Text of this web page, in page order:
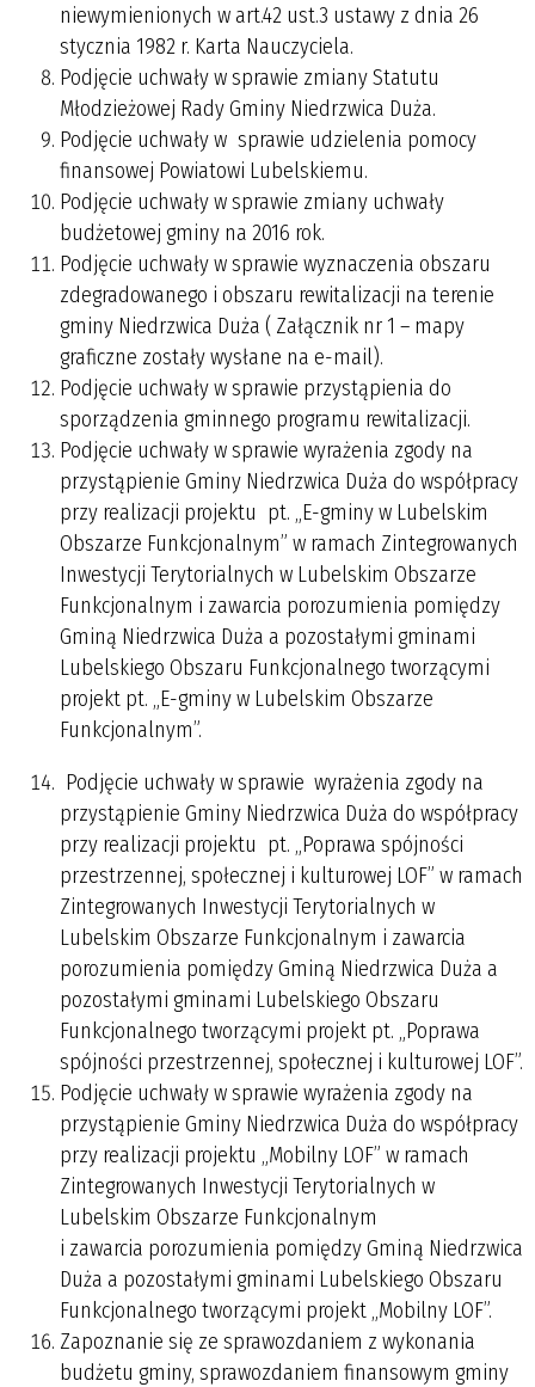
niewymienionych w art.42 ust.3 ustawy z dnia 26
stycznia 1982 r. Karta Nauczyciela.
Podjęcie uchwały w sprawie zmiany Statutu
Młodzieżowej Rady Gminy Niedrzwica Duża.
Podjęcie uchwały w sprawie udzielenia pomocy
finansowej Powiatowi Lubelskiemu.
Podjęcie uchwały w sprawie zmiany uchwały
budżetowej gminy na 2016 rok.
Podjęcie uchwały w sprawie wyznaczenia obszaru
zdegradowanego i obszaru rewitalizacji na terenie
gminy Niedrzwica Duża ( Załącznik nr 1 – mapy
graficzne zostały wysłane na e-mail).
Podjęcie uchwały w sprawie przystąpienia do
sporządzenia gminnego programu rewitalizacji.
Podjęcie uchwały w sprawie wyrażenia zgody na
przystąpienie Gminy Niedrzwica Duża do współpracy
przy realizacji projektu pt. „E-gminy w Lubelskim
Obszarze Funkcjonalnym” w ramach Zintegrowanych
Inwestycji Terytorialnych w Lubelskim Obszarze
Funkcjonalnym i zawarcia porozumienia pomiędzy
Gminą Niedrzwica Duża a pozostałymi gminami
Lubelskiego Obszaru Funkcjonalnego tworzącymi
projekt pt. „E-gminy w Lubelskim Obszarze
Funkcjonalnym”.
Podjęcie uchwały w sprawie wyrażenia zgody na
przystąpienie Gminy Niedrzwica Duża do współpracy
przy realizacji projektu pt. „Poprawa spójności
przestrzennej, społecznej i kulturowej LOF” w ramach
Zintegrowanych Inwestycji Terytorialnych w
Lubelskim Obszarze Funkcjonalnym i zawarcia
porozumienia pomiędzy Gminą Niedrzwica Duża a
pozostałymi gminami Lubelskiego Obszaru
Funkcjonalnego tworzącymi projekt pt. „Poprawa
spójności przestrzennej, społecznej i kulturowej LOF”.
Podjęcie uchwały w sprawie wyrażenia zgody na
przystąpienie Gminy Niedrzwica Duża do współpracy
przy realizacji projektu „Mobilny LOF” w ramach
Zintegrowanych Inwestycji Terytorialnych w
Lubelskim Obszarze Funkcjonalnym
i zawarcia porozumienia pomiędzy Gminą Niedrzwica
Duża a pozostałymi gminami Lubelskiego Obszaru
Funkcjonalnego tworzącymi projekt „Mobilny LOF”.
Zapoznanie się ze sprawozdaniem z wykonania
budżetu gminy, sprawozdaniem finansowym gminy